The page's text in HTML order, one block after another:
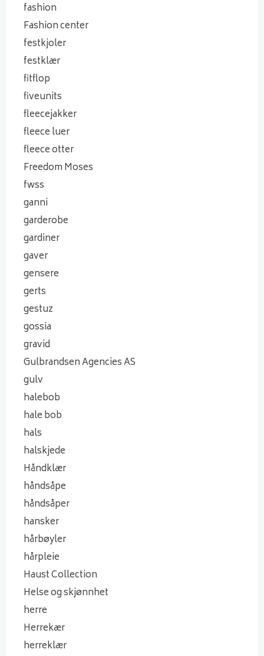
fashion
Fashion center
festkjoler
festklær
fitflop
fiveunits
fleecejakker
fleece luer
fleece otter
Freedom Moses
fwss
ganni
garderobe
gardiner
gaver
gensere
gerts
gestuz
gossia
gravid
Gulbrandsen Agencies AS
gulv
halebob
hale bob
hals
halskjede
Håndklær
håndsåpe
håndsåper
hansker
hårbøyler
hårpleie
Haust Collection
Helse og skjønnhet
herre
Herrekær
herreklær